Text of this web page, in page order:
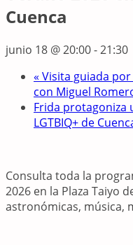
Cuenca
junio 18 @ 20:00-21:30
« Visita guiada
con Miguel
Frida protagoniza
LGTBIQ+ de
Consulta toda la
2026 en la Plaza Taiyo
astronómicas, música,